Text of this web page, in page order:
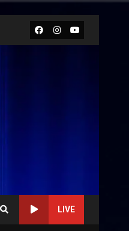
Facebook
Instagram
Youtube
LIVE